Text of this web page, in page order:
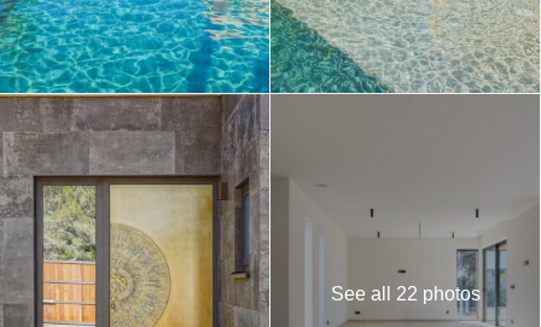
See all 22 photos